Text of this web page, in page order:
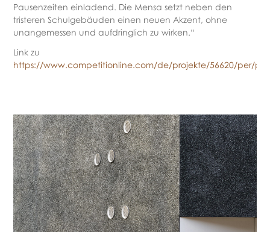
Pausenzeiten einladend. Die Mensa setzt neben den
tristeren Schulgebäuden einen neuen Akzent, ohne
unangemessen und aufdringlich zu wirken.“
Link zu
https://www.competitionline.com/de/projekte/56620/per/